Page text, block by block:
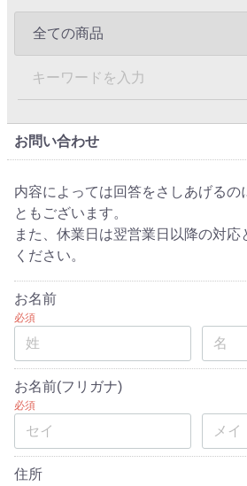
お問い合わせ
内容によっては回答をさしあげるの
ともございます。
また、休業日は翌営業日以降の対応
ください。
お名前
必須
お名前(フリガナ)
必須
住所